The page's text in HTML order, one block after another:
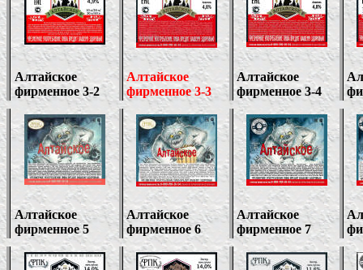
Алтайское
фирменное 3-2
Алтайское
фирменное 3-3
Алтайское
фирменное 3-4
Алтайское
фирменное 5
Алтайское
фирменное 6
Алтайское
фирменное 7